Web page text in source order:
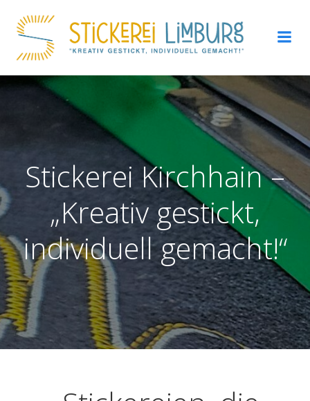
Inhalt
springen
Stickerei Kirchhain –
„Kreativ gestickt,
individuell gemacht!“